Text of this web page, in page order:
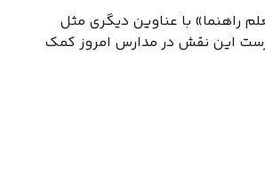
راهنما» با عناوین دیگری مثل
این نقش در مدارس امروز کمک